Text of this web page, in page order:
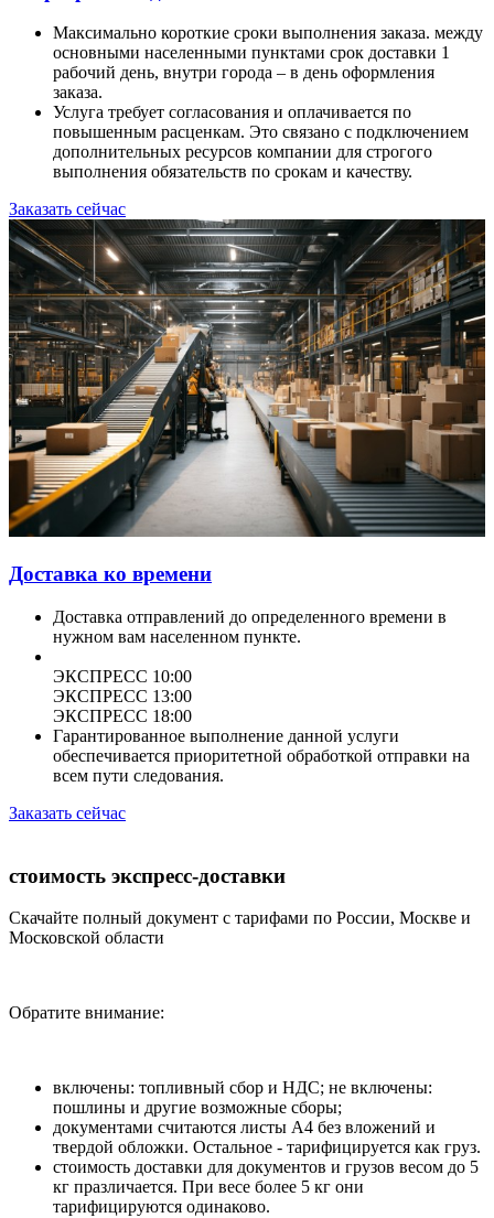
Максимально короткие сроки выполнения заказа. между
основными населенными пунктами срок доставки 1
рабочий день, внутри города – в день оформления
заказа.
Услуга требует согласования и оплачивается по
повышенным расценкам. Это связано с подключением
дополнительных ресурсов компании для строгого
выполнения обязательств по срокам и качеству.
Заказать сейчас
Доставка ко времени
Доставка отправлений до определенного времени в
нужном вам населенном пункте.
ЭКСПРЕСС 10:00
ЭКСПРЕСС 13:00
ЭКСПРЕСС 18:00
Гарантированное выполнение данной услуги
обеспечивается приоритетной обработкой отправки на
всем пути следования.
Заказать сейчас
стоимость экспресс-доставки
Скачайте полный документ с тарифами по России, Москве и
Московской области
Обратите внимание:
включены: топливный сбор и НДС; не включены:
пошлины и другие возможные сборы;
документами считаются листы А4 без вложений и
твердой обложки. Остальное - тарифицируется как груз.
стоимость доставки для документов и грузов весом до 5
кг празличается. При весе более 5 кг они
тарифицируются одинаково.